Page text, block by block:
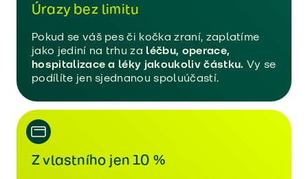
Úrazy bez limitu
Pokud se váš pes či kočka zraní, zaplatíme
jako jediní na trhu za léčbu, operace,
hospitalizace a léky jakoukoliv částku. Vy se
podílíte jen sjednanou spoluúčastí.
Z vlastního jen 10 %